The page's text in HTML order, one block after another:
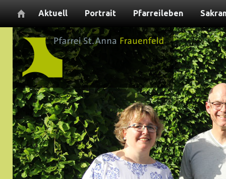
Aktuell Portrait Pfarreileben